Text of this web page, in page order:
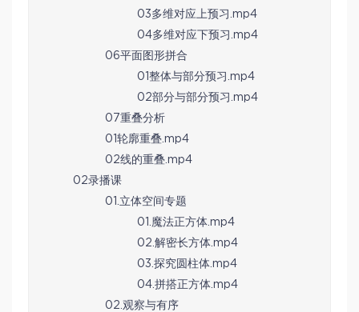
03多维对应上预习.mp4
04多维对应下预习.mp4
06平面图形拼合
01整体与部分预习.mp4
02部分与部分预习.mp4
07重叠分析
01轮廓重叠.mp4
02线的重叠.mp4
02录播课
01.立体空间专题
01.魔法正方体.mp4
02.解密长方体.mp4
03.探究圆柱体.mp4
04.拼搭正方体.mp4
02.观察与有序